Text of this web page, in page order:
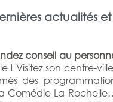
actualités
conseil au
! Visitez son centre-
des
Comédie La